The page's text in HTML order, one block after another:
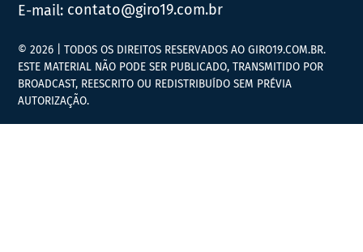
E-mail: contato@giro19.com.br
© 2026 | TODOS OS DIREITOS RESERVADOS AO GIRO19.COM.BR.
ESTE MATERIAL NÃO PODE SER PUBLICADO, TRANSMITIDO POR
BROADCAST, REESCRITO OU REDISTRIBUÍDO SEM PRÉVIA
AUTORIZAÇÃO.